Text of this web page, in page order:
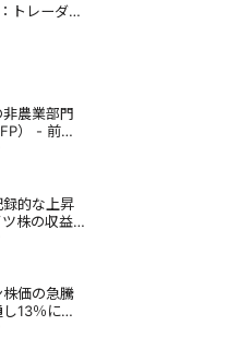
オルタナティブ投資の意味：トレーダーにとっての種類、メリット、リスク
農業部門
） - 前
予測：8万
的な上昇
株の収益
られる
価の急騰
13％にも
急騰し